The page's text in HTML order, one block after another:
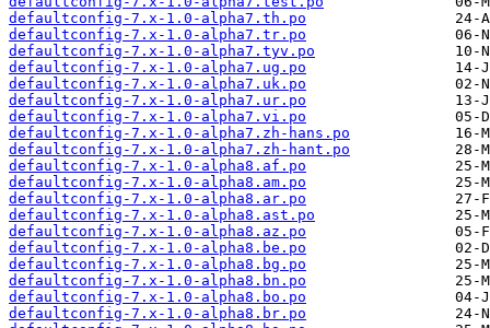
defaultconfig-7.x-1.0-alpha7.th.po
defaultconfig-7.x-1.0-alpha7.tr.po
defaultconfig-7.x-1.0-alpha7.tyv.po
defaultconfig-7.x-1.0-alpha7.ug.po
defaultconfig-7.x-1.0-alpha7.uk.po
defaultconfig-7.x-1.0-alpha7.ur.po
defaultconfig-7.x-1.0-alpha7.vi.po
defaultconfig-7.x-1.0-alpha7.zh-hans.po
defaultconfig-7.x-1.0-alpha7.zh-hant.po
defaultconfig-7.x-1.0-alpha8.af.po
defaultconfig-7.x-1.0-alpha8.am.po
defaultconfig-7.x-1.0-alpha8.ar.po
defaultconfig-7.x-1.0-alpha8.ast.po
defaultconfig-7.x-1.0-alpha8.az.po
defaultconfig-7.x-1.0-alpha8.be.po
defaultconfig-7.x-1.0-alpha8.bg.po
defaultconfig-7.x-1.0-alpha8.bn.po
defaultconfig-7.x-1.0-alpha8.bo.po
defaultconfig-7.x-1.0-alpha8.br.po